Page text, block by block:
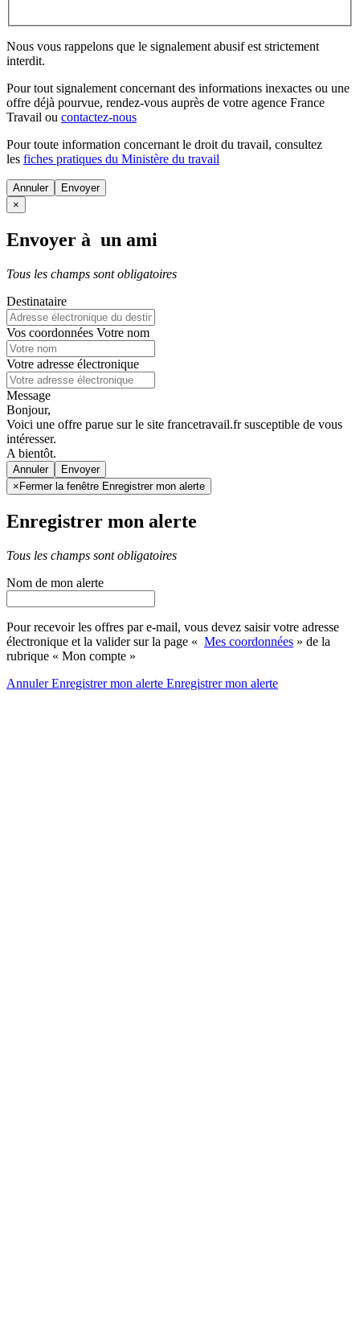
Nous vous rappelons que le signalement abusif est strictement
interdit.
Pour tout signalement concernant des informations inexactes ou une
offre déjà pourvue, rendez-vous auprès de votre agence France
Travail ou contactez-nous
Pour toute information concernant le droit du travail, consultez
les fiches pratiques du Ministère du travail
Annuler
×
Envoyer à un ami
Tous les champs sont obligatoires
Destinataire
Vos coordonnées Votre nom
Votre adresse électronique
Message
Bonjour,
Voici une offre parue sur le site francetravail.fr susceptible de vous
intéresser.
A bientôt.
Annuler
× Fermer la fenêtre Enregistrer mon alerte
Enregistrer mon alerte
Tous les champs sont obligatoires
Nom de mon alerte
Pour recevoir les offres par e-mail, vous devez saisir votre adresse
électronique et la valider sur la page « Mes coordonnées » de la
rubrique « Mon compte »
AnnulerEnregistrer mon alerte Enregistrermon alerte